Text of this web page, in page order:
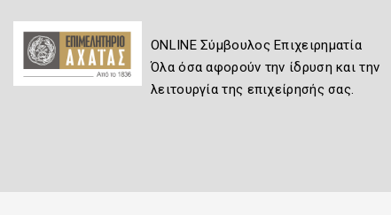
ONLINE Σύμβουλος Επιχειρηματία
Όλα όσα αφορούν την ίδρυση και την
λειτουργία της επιχείρησής σας.